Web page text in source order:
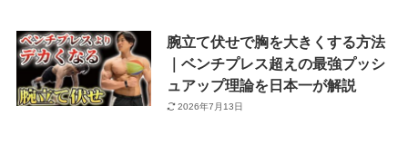
腕立て伏せで胸を大きくする方法
｜ベンチプレス超えの最強プッシ
ュアップ理論を日本一が解説
2026年7月13日